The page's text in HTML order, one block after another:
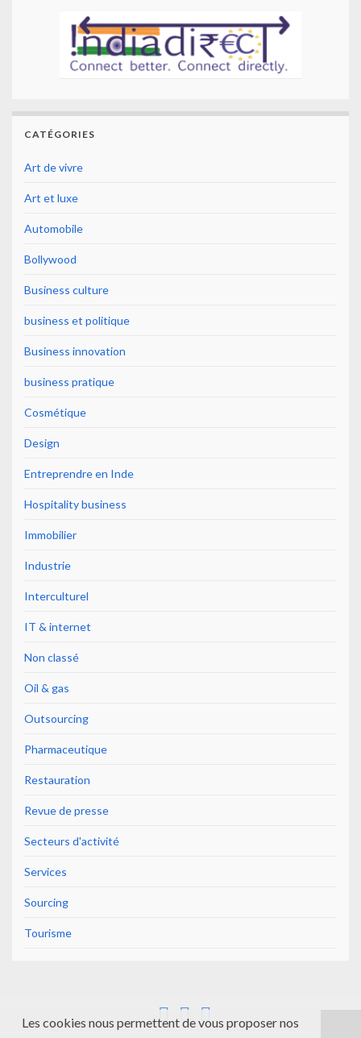
CATÉGORIES
Art de vivre
Art et luxe
Automobile
Bollywood
Business culture
business et politique
Business innovation
business pratique
Cosmétique
Design
Entreprendre en Inde
Hospitality business
Immobilier
Industrie
Interculturel
IT & internet
Non classé
Oil & gas
Outsourcing
Pharmaceutique
Restauration
Revue de presse
Secteurs d'activité
Services
Sourcing
Tourisme
Les cookies nous permettent de vous proposer nos